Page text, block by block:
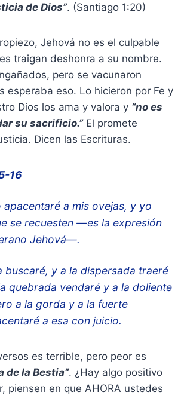
de Dios”. (Santiago 1:20)
Jehová no es el culpable
traigan deshonra a su nombre.
pero se vacunaron
esperaba eso. Lo hicieron por Fe y
Dios los ama y valora y “no es
su sacrificio.”El promete
Dicen las Escrituras.
16
apacentaré a mis ovejas, y yo
se recuesten —es la expresión
Jehová—.
buscaré, y a la dispersada traeré
quebrada vendaré y a la doliente
a la gorda y a la fuerte
a esa con juicio.
es terrible, pero peor es
de la Bestia”. ¿Hay algo positivo
piensen en que AHORA ustedes